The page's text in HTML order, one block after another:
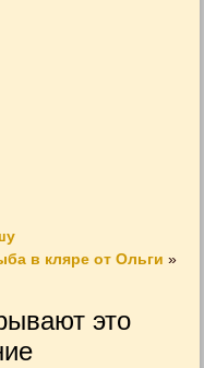
в кляре от Ольги »
это